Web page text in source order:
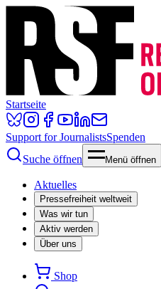
Startseite
Support for JournalistsSpenden
Suche öffnen
Menü öffnen
Aktuelles
Pressefreiheit weltweit
Was wir tun
Aktiv werden
Über uns
Shop